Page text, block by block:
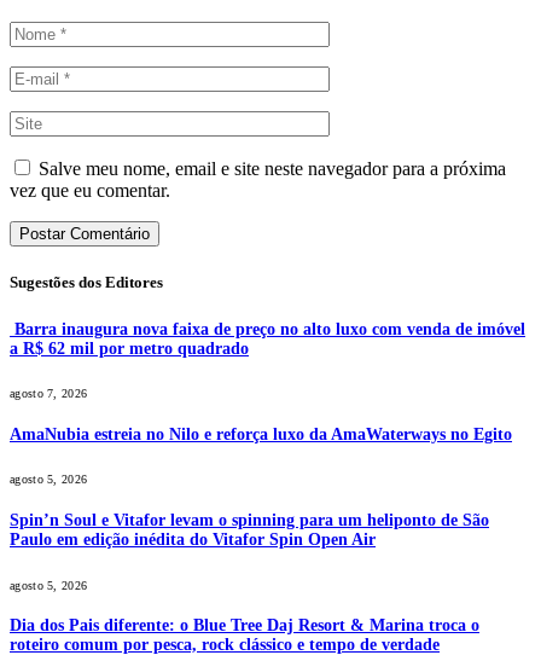
Salve meu nome, email e site neste navegador para a próxima
vez que eu comentar.
Sugestões dos Editores
Barra inaugura nova faixa de preço no alto luxo com venda de imóvel
a R$ 62 mil por metro quadrado
agosto 7, 2026
AmaNubia estreia no Nilo e reforça luxo da AmaWaterways no Egito
agosto 5, 2026
Spin’n Soul e Vitafor levam o spinning para um heliponto de São
Paulo em edição inédita do Vitafor Spin Open Air
agosto 5, 2026
Dia dos Pais diferente: o Blue Tree Daj Resort & Marina troca o
roteiro comum por pesca, rock clássico e tempo de verdade